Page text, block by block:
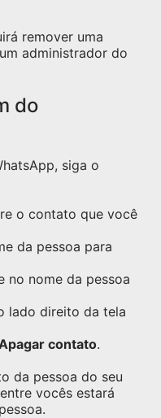
remover uma
administrador do
do
siga o
o contato que você
da pessoa para
no nome da pessoa
lado direito da tela
contato.
da pessoa do seu
vocês estará